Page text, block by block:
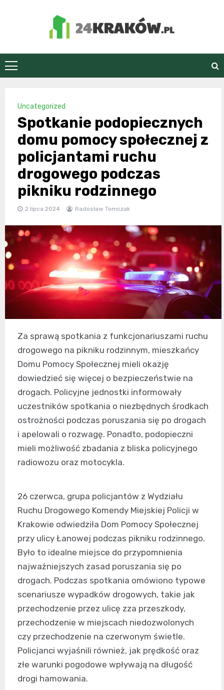
24Kraków.pl
Uncategorized
Spotkanie podopiecznych
domu pomocy społecznej z
policjantami ruchu
drogowego podczas
pikniku rodzinnego
2 lipca 2024 Radosław Tomczak
Za sprawą spotkania z funkcjonariuszami ruchu
drogowego na pikniku rodzinnym, mieszkańcy
Domu Pomocy Społecznej mieli okazję
dowiedzieć się więcej o bezpieczeństwie na
drogach. Policyjne jednostki informowały
uczestników spotkania o niezbędnych środkach
ostrożności podczas poruszania się po drogach
i apelowali o rozwagę. Ponadto, podopieczni
mieli możliwość zbadania z bliska policyjnego
radiowozu oraz motocykla.
26 czerwca, grupa policjantów z Wydziału
Ruchu Drogowego Komendy Miejskiej Policji w
Krakowie odwiedziła Dom Pomocy Społecznej
przy ulicy Łanowej podczas pikniku rodzinnego.
Było to idealne miejsce do przypomnienia
najważniejszych zasad poruszania się po
drogach. Podczas spotkania omówiono typowe
scenariusze wypadków drogowych, takie jak
przechodzenie przez ulicę zza przeszkody,
przechodzenie w miejscach niedozwolonych
czy przechodzenie na czerwonym świetle.
Policjanci wyjaśnili również, jak prędkość oraz
złe warunki pogodowe wpływają na długość
drogi hamowania.